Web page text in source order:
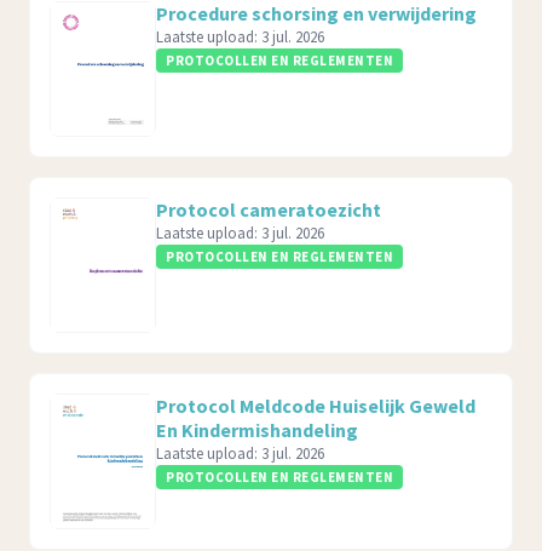
Procedure schorsing en verwijdering
Laatste upload: 3 jul. 2026
PROTOCOLLEN EN REGLEMENTEN
Protocol cameratoezicht
Laatste upload: 3 jul. 2026
PROTOCOLLEN EN REGLEMENTEN
Protocol Meldcode Huiselijk Geweld
En Kindermishandeling
Laatste upload: 3 jul. 2026
PROTOCOLLEN EN REGLEMENTEN